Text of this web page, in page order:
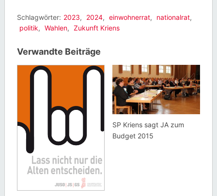
Schlagwörter: 2023, 2024, einwohnerrat, nationalrat,
politik, Wahlen, Zukunft Kriens
Verwandte Beiträge
SP Kriens sagt JA zum
Budget 2015